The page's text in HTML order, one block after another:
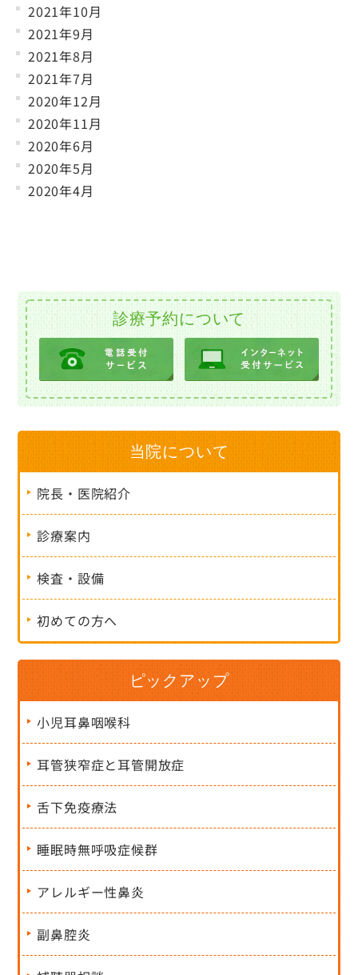
2021年10月
2021年9月
2021年8月
2021年7月
2020年12月
2020年11月
2020年6月
2020年5月
2020年4月
診療予約について
当院について
院長・医院紹介
診療案内
検査・設備
初めての方へ
ピックアップ
小児耳鼻咽喉科
耳管狭窄症と耳管開放症
舌下免疫療法
睡眠時無呼吸症候群
アレルギー性鼻炎
副鼻腔炎